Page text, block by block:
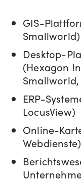
GIS-
Smallworld)
Desktop-
(Hexagon
Smallworld,
ERP-
LocusView)
Online-
Webdienste)